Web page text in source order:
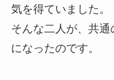
気を得ていました。
そんな二人が、共通
になったのです。